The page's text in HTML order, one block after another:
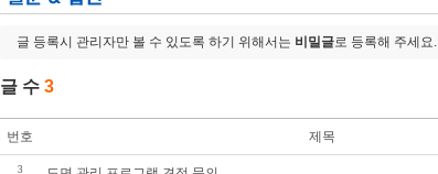
글 등록시 관리자만 볼 수 있도록 하기 위해서는 비밀글로 등록해 주세요.
글 수 3
번호 제목
3